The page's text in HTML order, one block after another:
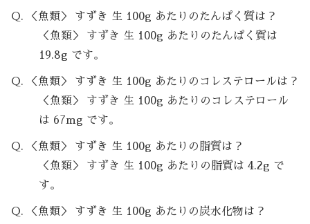
Q. ＜魚類＞ すずき 生 100g あたりのたんぱく質は？
＜魚類＞ すずき 生 100g あたりのたんぱく質は
19.8g です。
Q. ＜魚類＞ すずき 生 100g あたりのコレステロールは？
＜魚類＞ すずき 生 100g あたりのコレステロール
は 67mg です。
Q. ＜魚類＞ すずき 生 100g あたりの脂質は？
＜魚類＞ すずき 生 100g あたりの脂質は 4.2g で
す。
Q. ＜魚類＞ すずき 生 100g あたりの炭水化物は？